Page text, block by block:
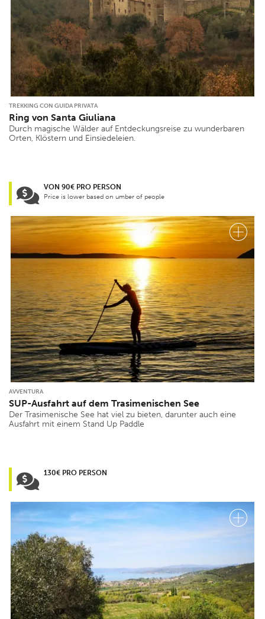
TREKKING CON GUIDA PRIVATA
Ring von Santa Giuliana
Durch magische Wälder auf Entdeckungsreise zu wunderbaren
Orten, Klöstern und Einsiedeleien.
VON 90€ PRO PERSON
Price is lower based on umber of people
AVVENTURA
SUP-Ausfahrt auf dem Trasimenischen See
Der Trasimenische See hat viel zu bieten, darunter auch eine
Ausfahrt mit einem Stand Up Paddle
130€ PRO PERSON